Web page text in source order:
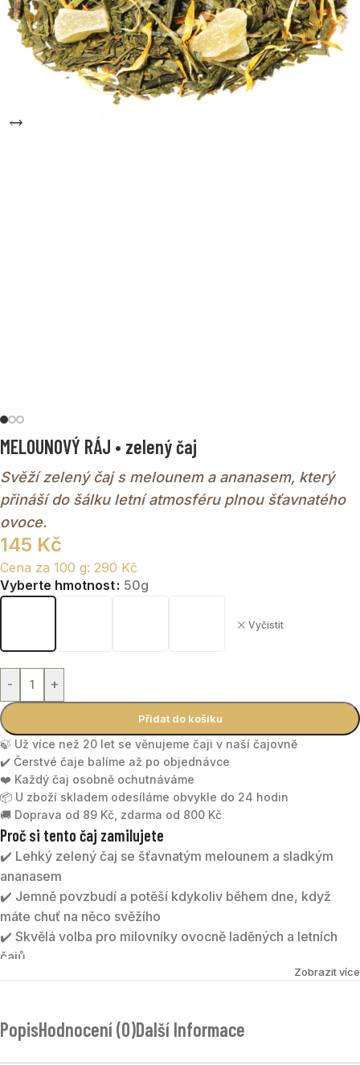
MELOUNOVÝ RÁJ • zelený čaj
Svěží zelený čaj s melounem a ananasem, který
přináší do šálku letní atmosféru plnou šťavnatého
ovoce.
145 Kč
Cena za 100 g: 290 Kč
Vyberte hmotnost 50g
Vyčistit
- +
Přidat do košíku
🍃 Už více než 20 let se věnujeme čaji v naší čajovně
✔️ Čerstvé čaje balíme až po objednávce
❤️ Každý čaj osobně ochutnáváme
📦 U zboží skladem odesíláme obvykle do 24 hodin
🚚 Doprava od 89 Kč, zdarma od 800 Kč
Proč si tento čaj zamilujete
✔️ Lehký zelený čaj se šťavnatým melounem a sladkým
ananasem
✔️ Jemně povzbudí a potěší kdykoliv během dne, když
máte chuť na něco svěžího
✔️ Skvělá volba pro milovníky ovocně laděných a letních
čajů
✔️ Výborně chutná teplý i jako osvěžující ledový čaj
létem, sluncem a sladkou chutí zralého melounu.
Zobrazit více
PopisHodnocení (0)Další Informace